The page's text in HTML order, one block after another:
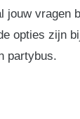
jouw vragen
opties zijn
partybus.